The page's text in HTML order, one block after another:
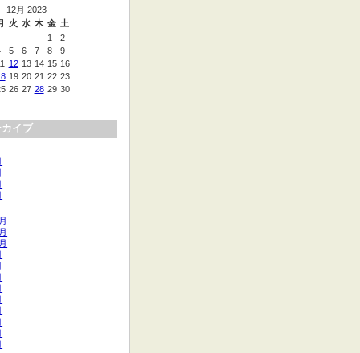
12月 2023
火 水 木 金 土
1
2
5 6 7 8
9
12 13 14 15 16
19 20 21 22 23
26 27 28 29 30
イブ